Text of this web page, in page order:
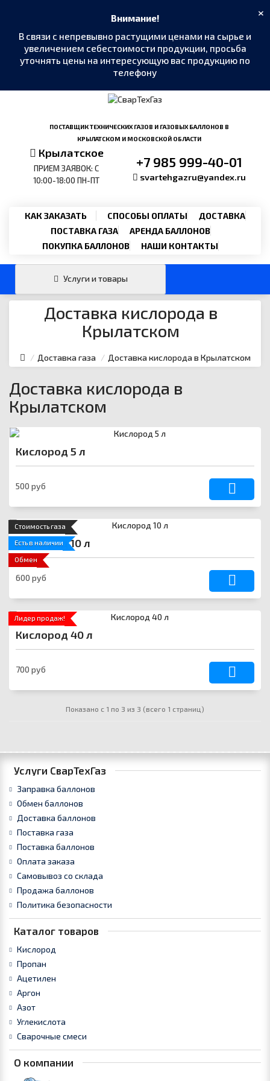
Внимание!
В связи с непревывно растущими ценами на сырье и
увеличением себестоимости продукции, просьба
уточнять цены на интересующую вас продукцию по
телефону
×
ПОСТАВЩИК ТЕХНИЧЕСКИХ ГАЗОВ И ГАЗОВЫХ БАЛЛОНОВ В
КРЫЛАТСКОМ И МОСКОВСКОЙ ОБЛАСТИ
Крылатское
ПРИЕМ ЗАЯВОК: С
10:00-18:00 ПН-ПТ
+7 985 999-40-01
svartehgazru@yandex.ru
КАК ЗАКАЗАТЬ СПОСОБЫ ОПЛАТЫ
ДОСТАВКА
ПОСТАВКА ГАЗА
АРЕНДА БАЛЛОНОВ
ПОКУПКА БАЛЛОНОВ
НАШИ КОНТАКТЫ
Услуги и товары
Доставка кислорода в
Крылатском
Доставка газа Доставка кислорода в Крылатском
Доставка кислорода в
Крылатском
Кислород 5 л
500 руб
Стоимость газа
Есть в наличии
Обмен
Кислород 10 л
600 руб
Лидер продаж!
Кислород 40 л
700 руб
Показано с 1 по 3 из 3 (всего 1 страниц)
Услуги СварТехГаз
Заправка баллонов
Обмен баллонов
Доставка баллонов
Поставка газа
Поставка баллонов
Оплата заказа
Самовывоз со склада
Продажа баллонов
Политика безопасности
Каталог товаров
Кислород
Пропан
Ацетилен
Аргон
Азот
Углекислота
Сварочные смеси
О компании
Telegram ›
Позвонить
+7 985 999-40-01 ›
svartehgazru@yandex.ru